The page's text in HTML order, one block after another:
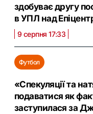
здобуває другу
в УПЛ над
9 серпня 17:33
Футбол
«Спекуляції та
подаватися як
заступилася за